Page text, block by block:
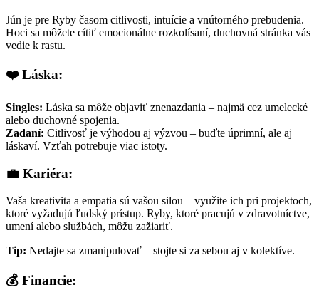
Jún je pre Ryby časom citlivosti, intuície a vnútorného prebudenia.
Hoci sa môžete cítiť emocionálne rozkolísaní, duchovná stránka vás
vedie k rastu.
❤️ Láska:
Singles: Láska sa môže objaviť znenazdania – najmä cez umelecké
alebo duchovné spojenia.
Zadaní: Citlivosť je výhodou aj výzvou – buďte úprimní, ale aj
láskaví. Vzťah potrebuje viac istoty.
💼 Kariéra:
Vaša kreativita a empatia sú vašou silou – využite ich pri projektoch,
ktoré vyžadujú ľudský prístup. Ryby, ktoré pracujú v zdravotníctve,
umení alebo službách, môžu zažiariť.
Tip: Nedajte sa zmanipulovať – stojte si za sebou aj v kolektíve.
💰 Financie: